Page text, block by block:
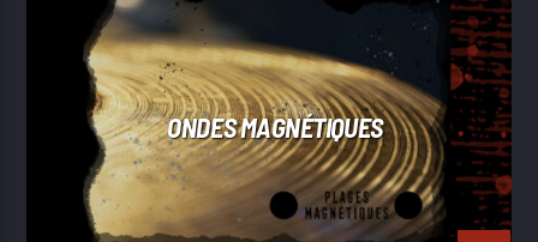
ONDES MAGNÉTIQUES